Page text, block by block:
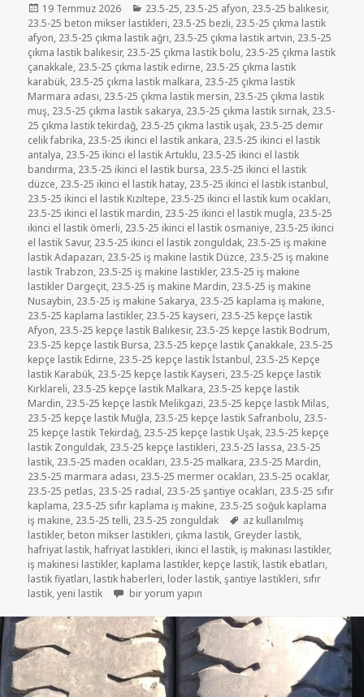
Yayın
tarihi
19 Temmuz 2026 Kategoriler
23.5-25, 23.5-25 afyon, 23.5-25 balıkesir,
23.5-25 beton mikser lastikleri, 23.5-25 bezli, 23.5-25 çıkma lastik
afyon, 23.5-25 çıkma lastik ağrı, 23.5-25 çıkma lastik artvin, 23.5-25
çıkma lastik balıkesir, 23.5-25 çıkma lastik bolu, 23.5-25 çıkma lastik
çanakkale, 23.5-25 çıkma lastik edirne, 23.5-25 çıkma lastik
karabük, 23.5-25 çıkma lastik malkara, 23.5-25 çıkma lastik
Marmara adası, 23.5-25 çıkma lastik mersin, 23.5-25 çıkma lastik
muş, 23.5-25 çıkma lastik sakarya, 23.5-25 çıkma lastik sırnak, 23.5-
25 çıkma lastik tekirdağ, 23.5-25 çıkma lastik uşak, 23.5-25 demir
celik fabrika, 23.5-25 ikinci el lastik ankara, 23.5-25 ikinci el lastik
antalya, 23.5-25 ikinci el lastik Artuklu, 23.5-25 ikinci el lastik
bandırma, 23.5-25 ikinci el lastik bursa, 23.5-25 ikinci el lastik
düzce, 23.5-25 ikinci el lastik hatay, 23.5-25 ikinci el lastik istanbul,
23.5-25 ikinci el lastik Kızıltepe, 23.5-25 ikinci el lastik kum ocakları,
23.5-25 ikinci el lastik mardin, 23.5-25 ikinci el lastik mugla, 23.5-25
ikinci el lastik ömerli, 23.5-25 ikinci el lastik osmaniye, 23.5-25 ikinci
el lastik Savur, 23.5-25 ikinci el lastik zonguldak, 23.5-25 iş makine
lastik Adapazarı, 23.5-25 iş makine lastik Düzce, 23.5-25 iş makine
lastik Trabzon, 23.5-25 iş makine lastikler, 23.5-25 iş makine
lastikler Dargeçit, 23.5-25 iş makine Mardin, 23.5-25 iş makine
Nusaybin, 23.5-25 iş makine Sakarya, 23.5-25 kaplama iş makine,
23.5-25 kaplama lastikler, 23.5-25 kayseri, 23.5-25 kepçe lastik
Afyon, 23.5-25 kepçe lastik Balıkesir, 23.5-25 kepçe lastik Bodrum,
23.5-25 kepçe lastik Bursa, 23.5-25 kepçe lastik Çanakkale, 23.5-25
kepçe lastik Edirne, 23.5-25 kepçe lastik İstanbul, 23.5-25 Kepçe
lastik Karabük, 23.5-25 kepçe lastik Kayseri, 23.5-25 kepçe lastik
Kırklareli, 23.5-25 kepçe lastik Malkara, 23.5-25 kepçe lastik
Mardin, 23.5-25 kepçe lastik Melikgazi, 23.5-25 kepçe lastik Milas,
23.5-25 kepçe lastik Muğla, 23.5-25 kepçe lastik Safranbolu, 23.5-
25 kepçe lastik Tekirdağ, 23.5-25 kepçe lastik Uşak, 23.5-25 kepçe
lastik Zonguldak, 23.5-25 kepçe lastikleri, 23.5-25 lassa, 23.5-25
lastik, 23.5-25 maden ocakları, 23.5-25 malkara, 23.5-25 Mardin,
23.5-25 marmara adası, 23.5-25 mermer ocakları, 23.5-25 ocaklar,
23.5-25 petlas, 23.5-25 radıal, 23.5-25 şantiye ocakları, 23.5-25 sıfır
kaplama, 23.5-25 sıfır kaplama iş makine, 23.5-25 soğuk kaplama
iş makine, 23.5-25 telli, 23.5-25 zonguldak Etiketler
az kullanılmış
lastikler, beton mikser lastikleri, çıkma lastik, Greyder lastik,
hafriyat lastik, hafriyat lastikleri, ikinci el lastik, iş makinası lastikler,
iş makinesi lastikler, kaplama lastikler, kepçe lastik, lastik ebatları,
lastik fiyatları, lastik haberleri, loder lastik,şantiye lastikleri, sıfır
lastik,yeni lastik 23.5-25 SATILIK İKİNCİ EL ÇIKMA LODER LASTİKLER
bir yorum yapın